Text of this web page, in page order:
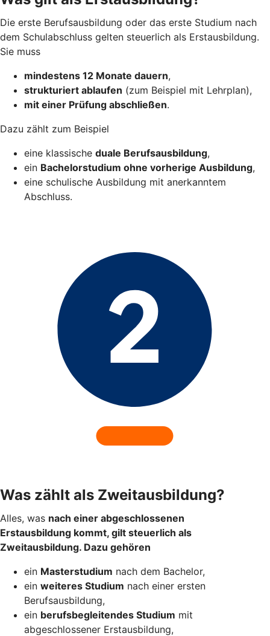
Die erste Berufsausbildung oder das erste Studium nach
dem Schulabschluss gelten steuerlich als Erstausbildung.
Sie muss
mindestens 12 Monate dauern,
strukturiert ablaufen (zum Beispiel mit Lehrplan),
mit einer Prüfung abschließen.
Dazu zählt zum Beispiel
eine klassische duale Berufsausbildung,
ein Bachelorstudium ohne vorherige Ausbildung,
eine schulische Ausbildung mit anerkanntem
Abschluss.
Was zählt als Zweitausbildung?
Alles, was nach einer abgeschlossenen
Erstausbildung kommt, gilt steuerlich als
Zweitausbildung. Dazu gehören
ein Masterstudium nach dem Bachelor,
ein weiteres Studium nach einer ersten
Berufsausbildung,
ein berufsbegleitendes Studium mit
abgeschlossener Erstausbildung,